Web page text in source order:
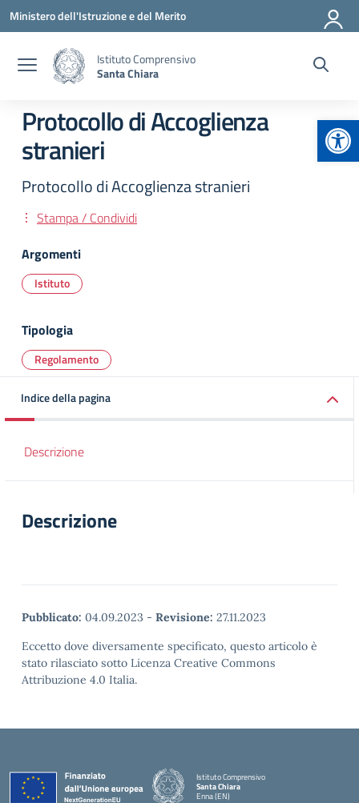
Vai ai contenuti
Vai al menu di navigazione
Vai al footer
Ministero dell'Istruzione e del Merito
Istituto Comprensivo
Santa Chiara
Protocollo di Accoglienza
stranieri
Protocollo di Accoglienza stranieri
Stampa / Condividi
Argomenti
Istituto
Tipologia
Regolamento
Indice della pagina
Descrizione
Descrizione
Pubblicato: 04.09.2023 - Revisione: 27.11.2023
Eccetto dove diversamente specificato, questo articolo è
stato rilasciato sotto Licenza Creative Commons
Attribuzione 4.0 Italia.
Istituto Comprensivo
Santa Chiara
Enna (EN)